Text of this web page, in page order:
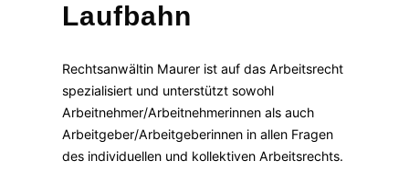
Laufbahn
Rechtsanwältin Maurer ist auf das Arbeitsrecht
spezialisiert und unterstützt sowohl
Arbeitnehmer/Arbeitnehmerinnen als auch
Arbeitgeber/Arbeitgeberinnen in allen Fragen
des individuellen und kollektiven Arbeitsrechts.